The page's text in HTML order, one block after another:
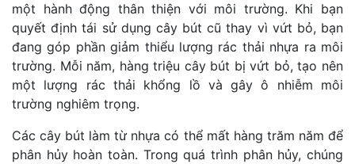
một hành động thân thiện với môi trường. Khi bạn
quyết định tái sử dụng cây bút cũ thay vì vứt bỏ, bạn
đang góp phần giảm thiểu lượng rác thải nhựa ra môi
trường. Mỗi năm, hàng triệu cây bút bị vứt bỏ, tạo nên
một lượng rác thải khổng lồ và gây ô nhiễm môi
trường nghiêm trọng.
Các cây bút làm từ nhựa có thể mất hàng trăm năm để
phân hủy hoàn toàn. Trong quá trình phân hủy, chúng